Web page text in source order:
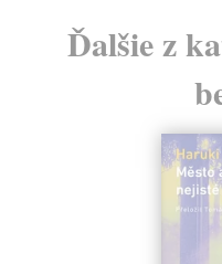
Ďalšie z